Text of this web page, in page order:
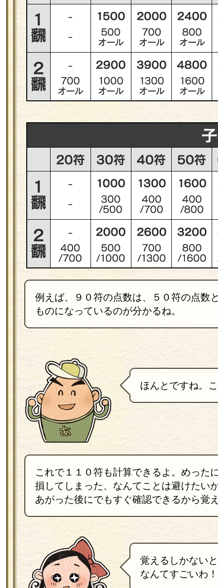
例えば、９０符の点数は、５０符の点数
ものになっているのが分かるね。
ほんとですね。
これで１１０符も計算できるよ。めった
損してしまった、なんてことは避けたい
あがった後にでもすぐ確認できるから覚
覚えるしかない
なんてすごいわ！